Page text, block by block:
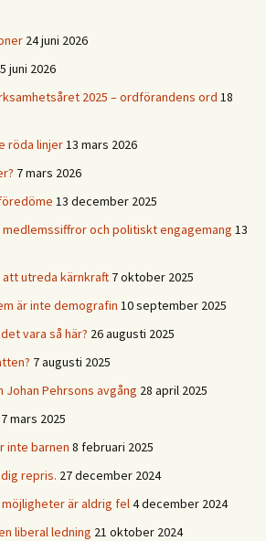
24 juni 2026
juni 2026
2025 – ordförandens ord 18
röda linjer13 mars 2026
7 mars 2026
13 december 2025
medlemssiffror och politiskt engagemang 13
att utreda kärnkraft 7 oktober 2025
är inte demografin 10 september 2025
vara så här? 26 augusti 2025
7 augusti 2025
Johan Pehrsons avgång 28 april 2025
7 mars 2025
inte barnen 8 februari 2025
repris. 27 december 2024
är aldrig fel4 december 2024
liberal ledning 21 oktober 2024